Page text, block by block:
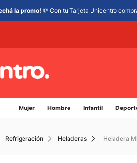
la promo! 💸 Con tu Tarjeta Unicentro
Mujer Hombre Infantil
Refrigeración Heladeras Heladera